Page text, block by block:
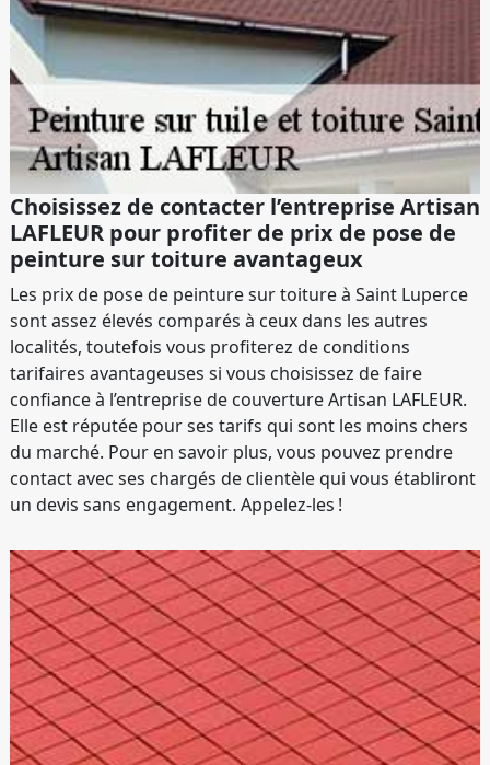
Choisissez de contacter l’entreprise Artisan
LAFLEUR pour profiter de prix de pose de
peinture sur toiture avantageux
Les prix de pose de peinture sur toiture à Saint Luperce
sont assez élevés comparés à ceux dans les autres
localités, toutefois vous profiterez de conditions
tarifaires avantageuses si vous choisissez de faire
confiance à l’entreprise de couverture Artisan LAFLEUR.
Elle est réputée pour ses tarifs qui sont les moins chers
du marché. Pour en savoir plus, vous pouvez prendre
contact avec ses chargés de clientèle qui vous établiront
un devis sans engagement. Appelez-les !